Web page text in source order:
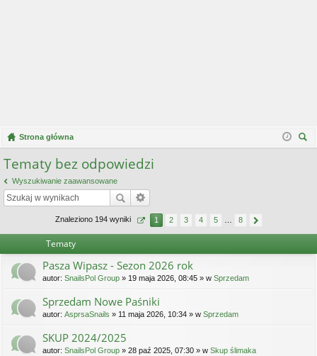
Strona główna
Tematy bez odpowiedzi
Wyszukiwanie zaawansowane
Znaleziono 194 wyniki 1 2 3 4 5 8
Tematy
Pasza Wipasz - Sezon 2026 rok
autor: SnailsPol Group » 19 maja 2026, 08:45 » w Sprzedam
Sprzedam Nowe Paśniki
autor: AsprsaSnails » 11 maja 2026, 10:34 » w Sprzedam
SKUP 2024/2025
autor: SnailsPol Group » 28 paź 2025, 07:30 » w Skup ślimaka